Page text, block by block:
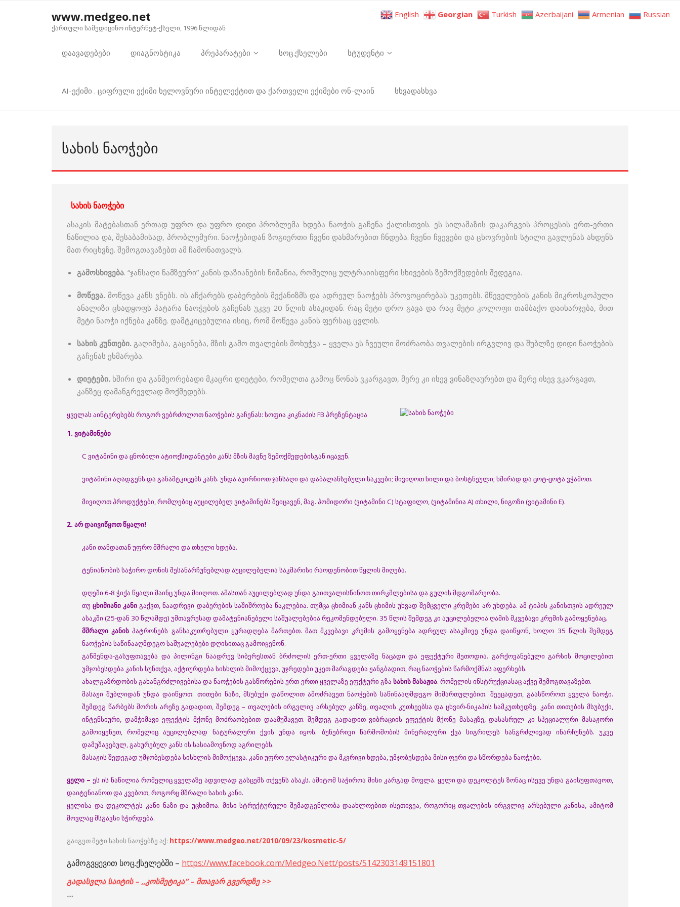
www.medgeo.net
ქართული სამედიცინო ინტერნეტ-ქსელი, 1996 წლიდან
დაავადებები დიაგნოსტიკა პრეპარატები სოც.ქსელები სტუდენტი
AI-ექიმი . ციფრული ექიმი ხელოვნური ინტელექტით და ქართველი ექიმები ონ-ლაინ სხვადასხვა
ᲡᲐᲮᲘᲡ ᲜᲐᲝᲭᲔᲑᲘ
სახის ნაოჭები
ასაკის მატებასთან ერთად უფრო და უფრო დიდი პრობლემა ხდება ნაოჭის გაჩენა ქალისთვის. ეს სილამაზის დაკარგვის პროცესის ერთ-ერთი
ნაწილია და, შესაბამისად, პრობლემური. ნაოჭებიდან ზოგიერთი ჩვენი დახმარებით ჩნდება. ჩვენი ჩვევები და ცხოვრების სტილი გავლენას ახდენს
მათ რიცხვზე. შემოგთავაზებთ ამ ჩამონათვალს.
გამოსხივება. “ჯანსაღი ნამზეური” კანის დაზიანების ნიშანია, რომელიც ულტრაიისფერი სხივების ზემოქმედების შედეგია.
მოწევა.მოწევა კანს ვნებს. ის აჩქარებს დაბერების მექანიზმს და ადრეულ ნაოჭებს პროვოცირებას უკეთებს. მწეველების კანის მიკროსკოპული
ანალიზი ცხადყოფს პატარა ნაოჭების გაჩენას უკვე 20 წლის ასაკიდან. რაც მეტი დრო გავა და რაც მეტი კოლოფი თამბაქო დაიხარჯება, მით
მეტი ნაოჭი იქნება კანზე. დამტკიცებულია ისიც, რომ მოწევა კანის ფერსაც ცვლის.
სახის კუნთები. გაღიმება, გაცინება, მზის გამო თვალების მოხუჭვა – ყველა ეს ჩვეული მოძრაობა თვალების ირგვლივ და შუბლზე დიდი ნაოჭების
გაჩენას ეხმარება.
დიეტები. ხშირი და განმეორებადი მკაცრი დიეტები, რომელთა გამოც წონას ვკარგავთ, მერე კი ისევ ვინაზღაურებთ და მერე ისევ ვკარგავთ,
კანზეც დამანგრევლად მოქმედებს.
ყველას აინტერესებს როგორ ვებრძოლოთ ნაოჭების გაჩენას: სოფია კიკნაძის FB პრეზენტაცია
1. ვიტამინები
C ვიტამინი და ცნობილი ატიოქსიდანტები კანს მზის მავნე ზემოქმედებისგან იცავენ.
ვიტამინი აღადგენს და განამტკიცებს კანს. უნდა ავირჩიოთ ჯანსაღი და დაბალანსებული საკვები; მივიღოთ ხილი და ბოსტნეული; ხშირად და ცოტ-ცოტა ვჭამოთ.
მივიღოთ პროდუქტები, რომლებიც აუცილებელ ვიტამინებს შეიცავენ, მაგ. პომიდორი (ვიტამინი C) სტაფილო, (ვიტამინია A) თხილი, ნიგოზი (ვიტამინი E).
2. არ დაივიწყოთ წყალი!
კანი თანდათან უფრო მშრალი და თხელი ხდება.
ტენიანობის საჭირო დონის შესანარჩუნებლად აუცილებელია საკმარისი რაოდენობით წყლის მიღება.
დღეში 6-8 ჭიქა წყალი მაინც უნდა მიიღოთ. ამასთან აუცილებლად უნდა გაითვალისწინოთ თირკმლებისა და გულის მდგომარეობა.
თუცხიმიანი კანი გაქვთ, ნაადრევი დაბერების საშიშროება ნაკლებია. თუმცა ცხიმიან კანს ცხიმის უხვად შემცველი კრემები არ უხდება. ამ ტიპის კანისთვის ადრეულ
ასაკში (25-დან 30 წლამდე) უმთავრესად დამატენიანებელი საშუალებებია რეკომენდებული. 35 წლის შემდეგ კი აუცილებელია ღამის მკვებავი კრემის გამოყენებაც.
მშრალი კანის პატრონებს განსაკუთრებული ყურადღება მართებთ. მათ მკვებავი კრემის გამოყენება ადრეულ ასაკშივე უნდა დაიწყონ, ხოლო 35 წლის შემდეგ
ნაოჭების საწინააღმდეგო საშუალებები დღისითაც გამოიყენონ.
გაწმენდა-გასუფთავება და პილინგი ნაადრევ სიბერესთან ბრძოლის ერთ-ერთი ყველაზე ნაცადი და ეფექტური მეთოდია. გარქოვანებული გარსის მოცილებით
უმჯობესდება კანის სუნთქვა, აქტიურდება სისხლის მიმოქცევა, უჯრედები უკეთ მარაგდება ჟანგბადით, რაც ნაოჭების წარმოქმნას აფერხებს.
ახალგაზრდობის გახანგრძლივებისა და ნაოჭების გასწორების ერთ-ერთი ყველაზე ეფქტური გზა სახის მასაჟია. რომელის ინსტრუქციასაც აქვე შემოგთავაზებთ.
მასაჟი შუბლიდან უნდა დაიწყოთ. თითები ნაზი, მსუბუქი დაწოლით ამოძრავეთ ნაოჭების საწინააღმდეგო მიმართულებით. შეეცადეთ, გაასწოროთ ყველა ნაოჭი.
შემდეგ წარბებს შორის არეზე გადადით, შემდეგ – თვალების ირგვლივ არსებულ კანზე, თვალის კუთხეებსა და ცხვირ-ნიკაპის სამკუთხედზე. კანი თითების მსუბუქი,
ინტენსიური, დამჭიმავი ეფექტის მქონე მოძრაობებით დაამუშავეთ. შემდეგ გადადით ვიბრაციის ეფექტის მქონე მასაჟზე, დასასრულ კი სპეციალური მასაჟორი
გამოიყენეთ, რომელიც აუცილებლად ნატურალური ქვის უნდა იყოს. ბუნებრივი წარმოშობის მინერალური ქვა სიგრილეს ხანგრძლივად ინარჩუნებს. უკვე
დამუშავებულ, გახურებულ კანს ის სასიამოვნოდ აგრილებს.
მასაჟის შედეგად უმჯობესდება სისხლის მიმოქცევა. კანი უფრო ელასტიკური და მკვრივი ხდება, უმჯობესდება მისი ფერი და სწორდება ნაოჭები.
ყელი – ეს ის ნაწილია რომელიც ყველაზე ადვილად გასცემს თქვენს ასაკს.ამიტომ საჭიროა მისი კარგად მოვლა. ყელი და დეკოლტეს ზონაც ისევე უნდა გაისუფთავოთ,
დაიტენიანოთ და კვებოთ, როგორც მშრალი სახის კანი.
ყელისა და დეკოლტეს კანი ნაზი და უცხიმოა. მისი სტრუქტურული შემადგენლობა დაახლოებით ისეთივეა, როგორიც თვალების ირგვლივ არსებული კანისა, ამიტომ
მოვლაც მსგავსი სჭირდება.
გაიგეთ მეტი სახის ნაოჭებზე აქ: https://www.medgeo.net/2010/09/23/kosmetic-5/
გამოგვყევით სოც.ქსელებში – https://www.facebook.com/Medgeo.Nett/posts/5142303149151801
გადასვლა საიტის – ,,კოსმეტიკა” – მთავარ გვერდზე >>
…
English Georgian Turkish Azerbaijani Armenian Russian